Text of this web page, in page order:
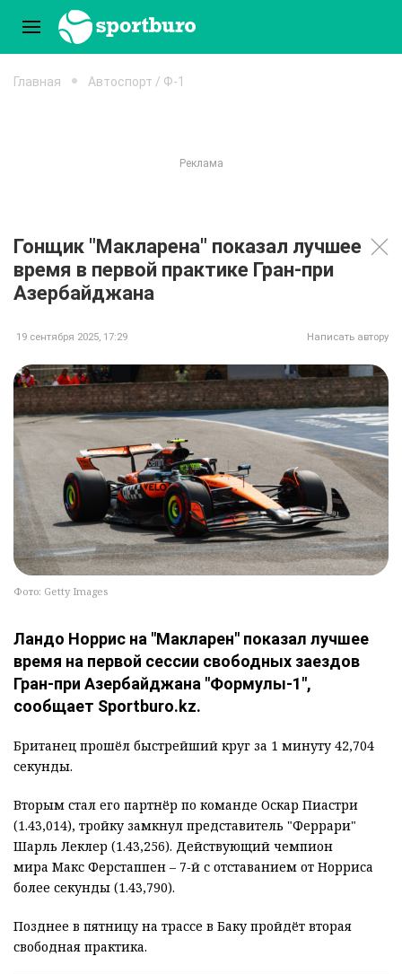
Главная Автоспорт / Ф-1
Гонщик "Макларена" показал лучшее
время в первой практике Гран‑при
Азербайджана
19 сентября 2025, 17:29 Написать автору
Фото: Getty Images
Ландо Норрис на "Макларен" показал лучшее
время на первой сессии свободных заездов
Гран‑при Азербайджана "Формулы‑1",
сообщает Sportburo.kz.
Британец прошёл быстрейший круг за 1 минуту 42,704
секунды.
Вторым стал его партнёр по команде Оскар Пиастри
(1.43,014), тройку замкнул представитель "Феррари"
Шарль Леклер (1.43,256). Действующий чемпион
мира Макс Ферстаппен – 7‑й с отставанием от Норриса
более секунды (1.43,790).
Позднее в пятницу на трассе в Баку пройдёт вторая
свободная практика.